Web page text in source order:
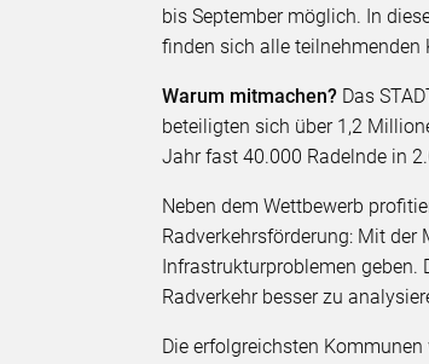
bis September möglich. In
finden sich alle teilnehmenden
Warum mitmachen? Das
beteiligten sich über 1,2
Jahr fast 40.000 Radelnde in
Neben dem Wettbewerb
Radverkehrsförderung: Mit der
Infrastrukturproblemen geben.
Radverkehr besser zu
Die erfolgreichsten